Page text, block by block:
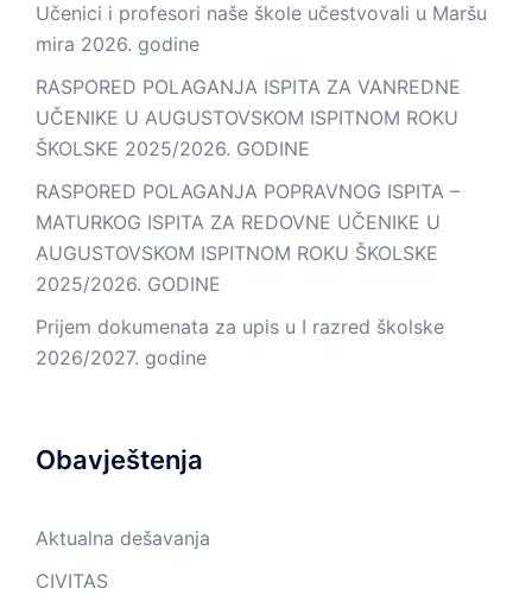
Učenici i profesori naše škole učestvovali u Maršu
mira 2026. godine
RASPORED POLAGANJA ISPITA ZA VANREDNE
UČENIKE U AUGUSTOVSKOM ISPITNOM ROKU
ŠKOLSKE 2025/2026. GODINE
RASPORED POLAGANJA POPRAVNOG ISPITA –
MATURKOG ISPITA ZA REDOVNE UČENIKE U
AUGUSTOVSKOM ISPITNOM ROKU ŠKOLSKE
2025/2026. GODINE
Prijem dokumenata za upis u I razred školske
2026/2027. godine
Obavještenja
Aktualna dešavanja
CIVITAS